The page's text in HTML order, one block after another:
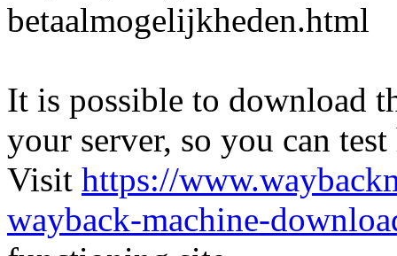
betaalmogelijkheden.html
It is possible to download
your server, so you can
Visit https://
wayback-machine-